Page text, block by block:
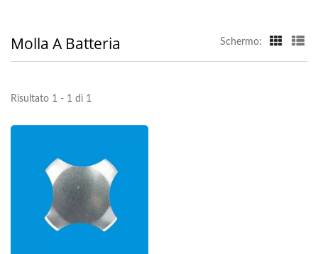
Molla A Batteria Schermo:
Risultato 1 - 1 di 1